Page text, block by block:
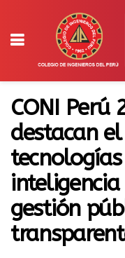
CONI Perú
destacan
gestión